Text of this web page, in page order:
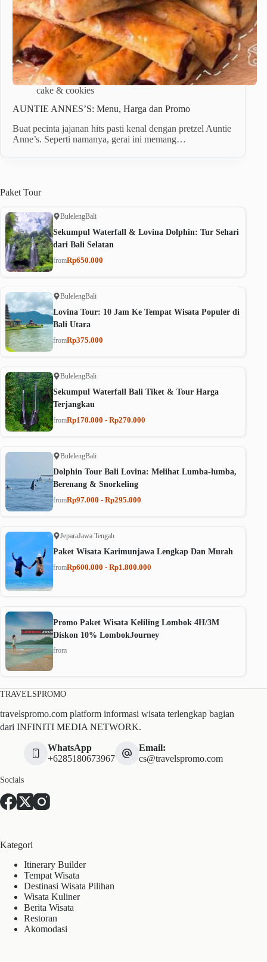
cake & cookies
AUNTIE ANNES’S: Menu, Harga dan Promo
Buat pecinta jajanan hits pasti kenal dengan pretzel Auntie
Anne’s. Seperti namanya, gerai ini memang…
Paket Tour
BulelengBali
Sekumpul Waterfall & Lovina Dolphin: Tur Sehari
dari Bali Selatan
fromRp650.000
BulelengBali
Lovina Tour: 10 Jam Ke Tempat Wisata Populer di
Bali Utara
fromRp375.000
BulelengBali
Sekumpul Waterfall Bali Tiket & Tour Harga
Terjangkau
fromRp170.000 - Rp270.000
BulelengBali
Dolphin Tour Bali Lovina: Melihat Lumba-lumba,
Berenang & Snorkeling
fromRp97.000 - Rp295.000
JeparaJawa Tengah
Paket Wisata Karimunjawa Lengkap Dan Murah
fromRp600.000 - Rp1.800.000
Promo Paket Wisata Keliling Lombok 4H/3M
Diskon 10% LombokJourney
from
TRAVELSPROMO
travelspromo.com platform informasi wisata terlengkap bagian
dari INFINITI MEDIA NETWORK.
WhatsApp
+6285180673967
Email:
cs@travelspromo.com
Socials
Kategori
Itinerary Builder
Tempat Wisata
Destinasi Wisata Pilihan
Wisata Kuliner
Berita Wisata
Restoran
Akomodasi